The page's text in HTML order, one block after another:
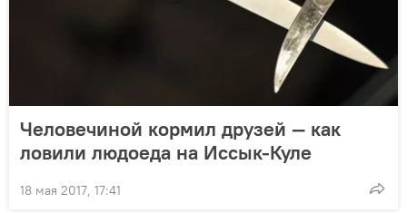
Человечиной кормил друзей — как
ловили людоеда на Иссык-Куле
18 мая 2017, 17:41